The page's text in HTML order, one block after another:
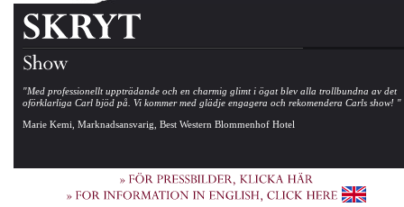
"Med professionellt uppträdande och en charmig glimt i ögat blev alla trollbundna av det
oförklarliga Carl bjöd på. Vi kommer med glädje engagera och rekomendera Carls show! "
Marie Kemi, Marknadsansvarig, Best Western Blommenhof Hotel